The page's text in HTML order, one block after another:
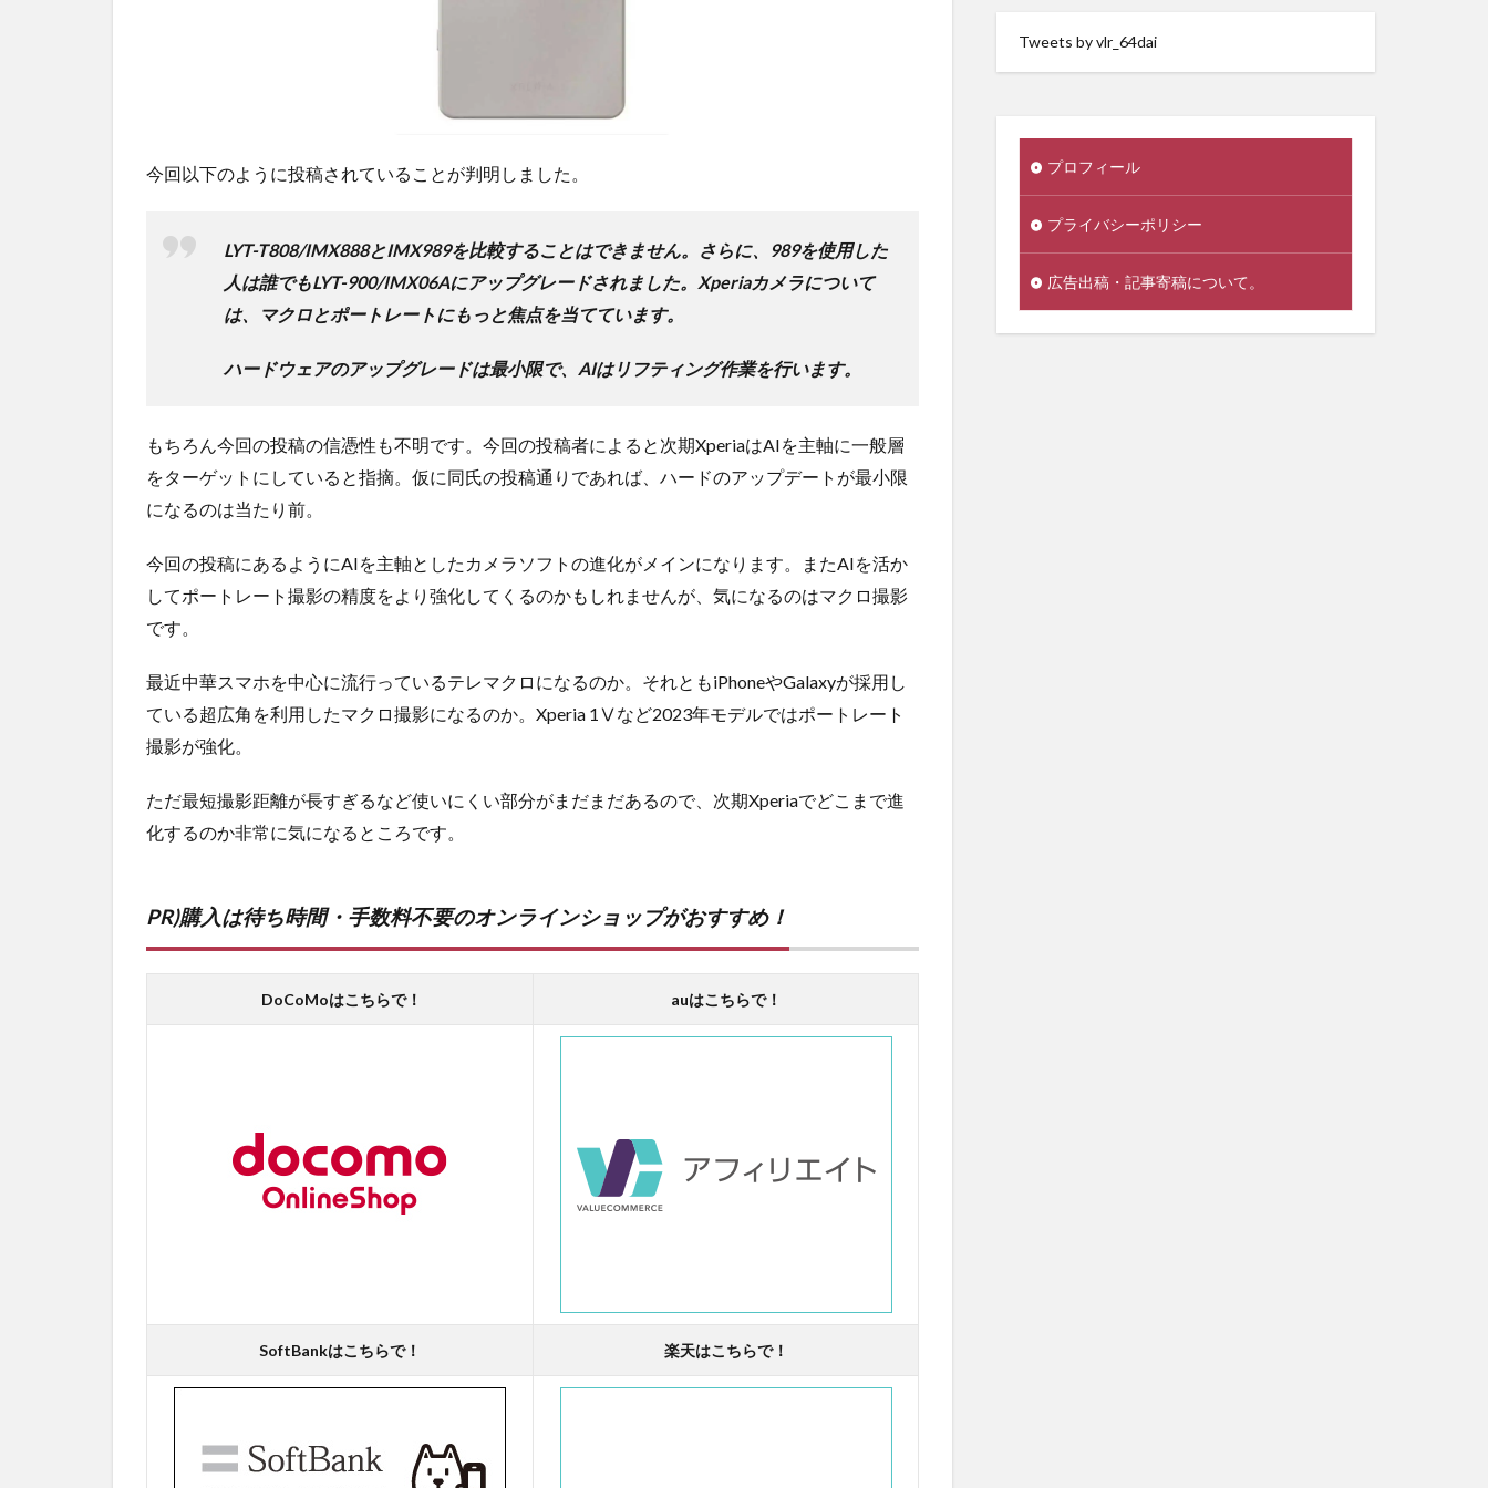
今回以下のように投稿されていることが判明しました。
LYT-T808/IMX888とIMX989を比較することはできません。さらに、989を使用した
人は誰でもLYT-900/IMX06Aにアップグレードされました。Xperiaカメラについて
は、マクロとポートレートにもっと焦点を当てています。
ハードウェアのアップグレードは最小限で、AIはリフティング作業を行います。
もちろん今回の投稿の信憑性も不明です。今回の投稿者によると次期XperiaはAIを主軸に一般層
をターゲットにしていると指摘。仮に同氏の投稿通りであれば、ハードのアップデートが最小限
になるのは当たり前。
今回の投稿にあるようにAIを主軸としたカメラソフトの進化がメインになります。またAIを活か
してポートレート撮影の精度をより強化してくるのかもしれませんが、気になるのはマクロ撮影
です。
最近中華スマホを中心に流行っているテレマクロになるのか。それともiPhoneやGalaxyが採用し
ている超広角を利用したマクロ撮影になるのか。Xperia 1Ⅴなど2023年モデルではポートレート
撮影が強化。
ただ最短撮影距離が長すぎるなど使いにくい部分がまだまだあるので、次期Xperiaでどこまで進
化するのか非常に気になるところです。
PR)購入は待ち時間・手数料不要のオンラインショップがおすすめ！
DoCoMoはこちらで！ auはこちらで！
SoftBankはこちらで！ 楽天はこちらで！
Tweets by vlr_64dai
プロフィール
プライバシーポリシー
広告出稿・記事寄稿について。